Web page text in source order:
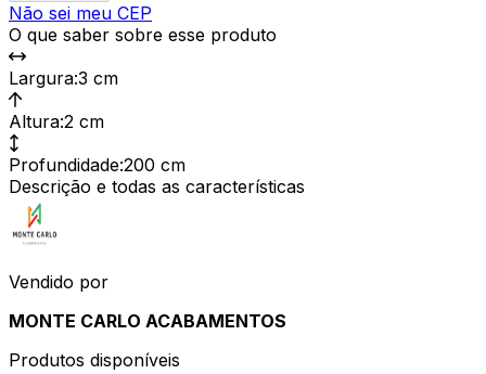
Não sei meu CEP
O que saber sobre esse produto
Largura:3 cm
Altura:2 cm
Profundidade:200 cm
Descrição e todas as características
Vendido por
MONTE CARLO ACABAMENTOS
Produtos disponíveis